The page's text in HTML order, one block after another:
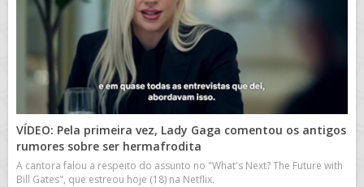
VÍDEO: Pela primeira vez, Lady Gaga comentou os antigos
rumores sobre ser hermafrodita
A cantora falou a respeito do assunto no "What's Next? The Future with
Bill Gates", que estreou hoje (18) na Netflix.